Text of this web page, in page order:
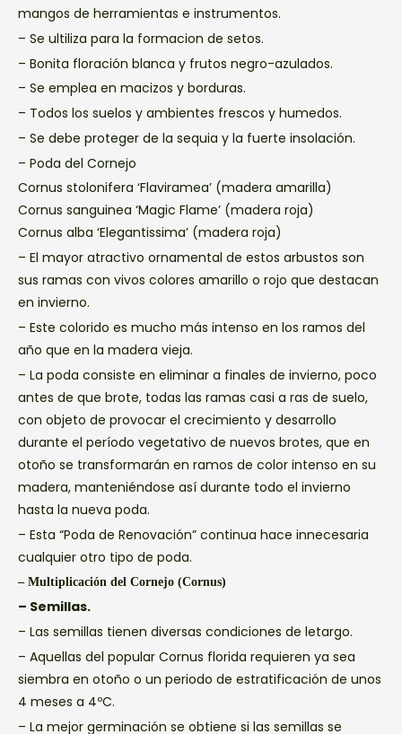
mangos de herramientas e instrumentos.
– Se ultiliza para la formacion de setos.
– Bonita floración blanca y frutos negro-azulados.
– Se emplea en macizos y borduras.
– Todos los suelos y ambientes frescos y humedos.
– Se debe proteger de la sequia y la fuerte insolación.
– Poda del Cornejo
Cornus stolonifera ‘Flaviramea’ (madera amarilla)
Cornus sanguinea ‘Magic Flame’ (madera roja)
Cornus alba ‘Elegantissima’ (madera roja)
– El mayor atractivo ornamental de estos arbustos son
sus ramas con vivos colores amarillo o rojo que destacan
en invierno.
– Este colorido es mucho más intenso en los ramos del
año que en la madera vieja.
– La poda consiste en eliminar a finales de invierno, poco
antes de que brote, todas las ramas casi a ras de suelo,
con objeto de provocar el crecimiento y desarrollo
durante el período vegetativo de nuevos brotes, que en
otoño se transformarán en ramos de color intenso en su
madera, manteniéndose así durante todo el invierno
hasta la nueva poda.
– Esta “Poda de Renovación” continua hace innecesaria
cualquier otro tipo de poda.
– Multiplicación del Cornejo (Cornus)
– Semillas.
– Las semillas tienen diversas condiciones de letargo.
– Aquellas del popular Cornus florida requieren ya sea
siembra en otoño o un periodo de estratificación de unos
4 meses a 4ºC.
– La mejor germinación se obtiene si las semillas se